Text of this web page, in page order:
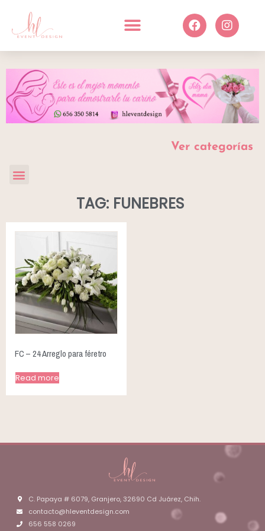
Ver categorías
TAG: FUNEBRES
FC – 24 Arreglo para féretro
Read more
C. Papaya # 6079, Granjero, 32690 Cd Juárez, Chih.
contacto@hleventdesign.com
656 558 0269